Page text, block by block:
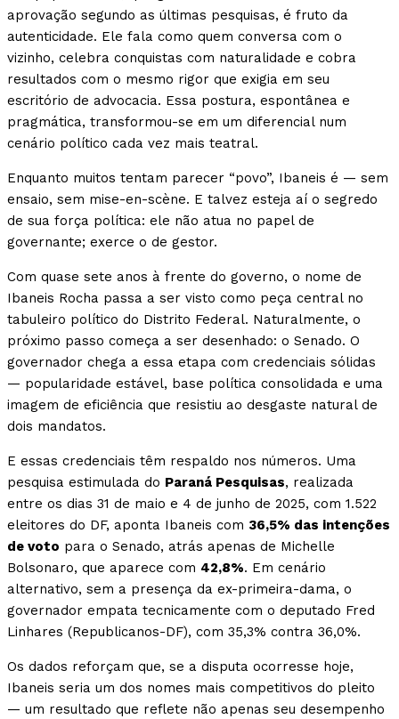
aprovação segundo as últimas pesquisas, é fruto da
autenticidade. Ele fala como quem conversa com o
vizinho, celebra conquistas com naturalidade e cobra
resultados com o mesmo rigor que exigia em seu
escritório de advocacia. Essa postura, espontânea e
pragmática, transformou-se em um diferencial num
cenário político cada vez mais teatral.
Enquanto muitos tentam parecer “povo”, Ibaneis é — sem
ensaio, sem mise-en-scène. E talvez esteja aí o segredo
de sua força política: ele não atua no papel de
governante; exerce o de gestor.
Com quase sete anos à frente do governo, o nome de
Ibaneis Rocha passa a ser visto como peça central no
tabuleiro político do Distrito Federal. Naturalmente, o
próximo passo começa a ser desenhado: o Senado. O
governador chega a essa etapa com credenciais sólidas
— popularidade estável, base política consolidada e uma
imagem de eficiência que resistiu ao desgaste natural de
dois mandatos.
E essas credenciais têm respaldo nos números. Uma
pesquisa estimulada do Paraná Pesquisas, realizada
entre os dias 31 de maio e 4 de junho de 2025, com 1.522
eleitores do DF, aponta Ibaneis com 36,5% das intenções
de voto para o Senado, atrás apenas de Michelle
Bolsonaro, que aparece com 42,8%. Em cenário
alternativo, sem a presença da ex-primeira-dama, o
governador empata tecnicamente com o deputado Fred
Linhares (Republicanos-DF), com 35,3% contra 36,0%.
Os dados reforçam que, se a disputa ocorresse hoje,
Ibaneis seria um dos nomes mais competitivos do pleito
— um resultado que reflete não apenas seu desempenho